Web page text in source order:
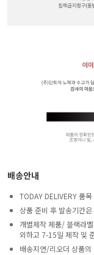
배송안내
TODAY DELIVERY 품
상품 준비 후 발송기간
개별제작 제품/ 블랙라
외하고 7-15일 제작 및
배송지연/리오더 상품